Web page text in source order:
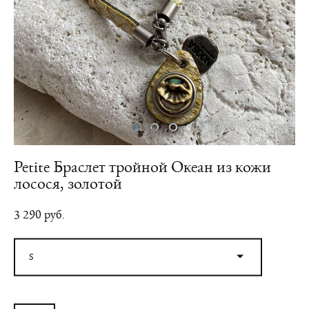
Petite Браслет тройной Океан из кожи
лосося, золотой
3 290 pуб.
S